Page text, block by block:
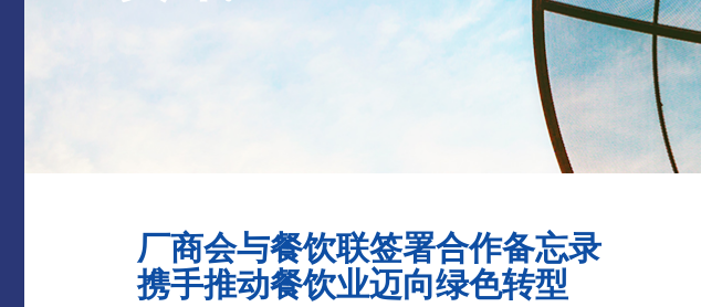
厂商会与餐饮联签署合作备忘录
携手推动餐饮业迈向绿色转型